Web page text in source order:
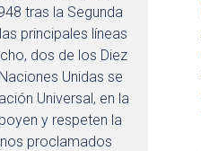
tras la Segunda
principales líneas
dos de los Diez
Unidas se
Universal, en la
y respeten la
proclamados